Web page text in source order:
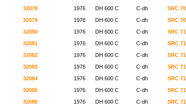
32078 1976 DH 600 C C-dh
SRC
32079 1976 DH 600 C C-dh
SRC
32080 1976 DH 600 C C-dh
SRC
32081 1976 DH 600 C C-dh
SRC
32082 1976 DH 600 C C-dh
SRC
32083 1976 DH 600 C C-dh
SRC
32084 1976 DH 600 C C-dh
SRC
32085 1976 DH 600 C C-dh
SRC
32086 1976 DH 600 C C-dh SRC